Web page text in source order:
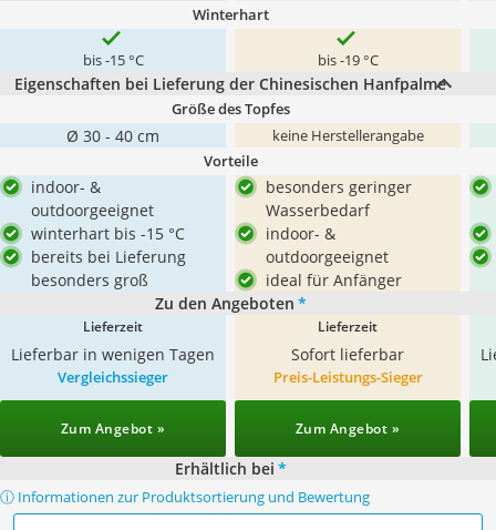
Winterhart
bis -15 °C bis -19 °C
Eigenschaften bei Lieferung der Chinesischen Hanfpalme
Größe des Topfes
Ø 30 - 40 cm keine Herstellerangabe
Vorteile
indoor- &
outdoorgeeignet
winterhart bis -15 °C
bereits bei Lieferung
besonders groß
besonders geringer
Wasserbedarf
indoor- &
outdoorgeeignet
ideal für Anfänger
Zu den Angeboten *
Lieferzeit
Lieferbar in wenigen Tagen
Lieferzeit
Sofort lieferbar
Vergleichssieger
Zum Angebot »
Preis-Leistungs-Sieger
Zum Angebot »
Erhältlich bei *
ⓘ Informationen zur Produktsortierung und Bewertung